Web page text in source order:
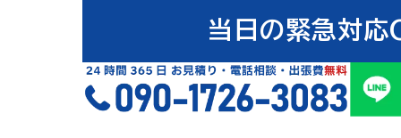
当日の緊急対